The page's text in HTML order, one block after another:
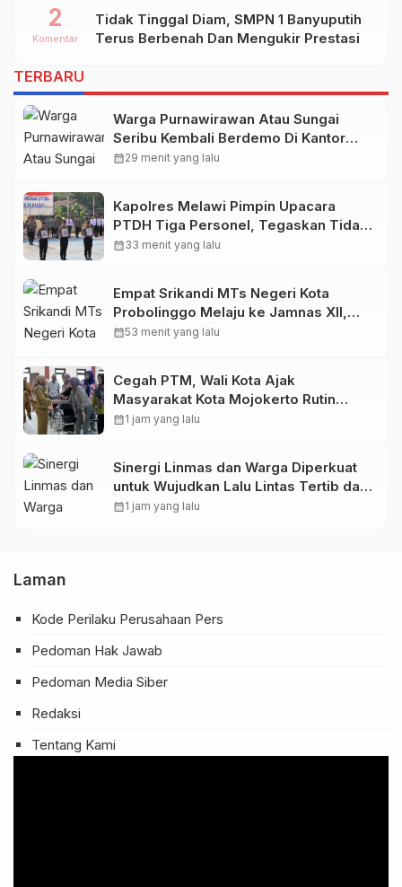
Kab.TUBAN
Tidak Tinggal Diam, SMPN 1 Banyuputih
Terus Berbenah Dan Mengukir Prestasi
2
Komentar
TERBARU
Warga Purnawirawan Atau Sungai
Seribu Kembali Berdemo Di Kantor
BPN Kubu Raya
calendar_month29 menit yang lalu
Kapolres Melawi Pimpin Upacara
PTDH Tiga Personel, Tegaskan Tidak
Ada Toleransi Terhadap Pelanggaran
calendar_month33 menit yang lalu
Empat Srikandi MTs Negeri Kota
Probolinggo Melaju ke Jamnas XII,
Bawa Nama Madrasah ke Tingkat
calendar_month53 menit yang lalu
Cegah PTM, Wali Kota Ajak
Masyarakat Kota Mojokerto Rutin
Beraktivitas Fisik
calendar_month1 jam yang lalu
Sinergi Linmas dan Warga Diperkuat
untuk Wujudkan Lalu Lintas Tertib dan
Aman di Kota Mojokerto
calendar_month1 jam yang lalu
Laman
Kode Perilaku Perusahaan Pers
Pedoman Hak Jawab
Pedoman Media Siber
Redaksi
Tentang Kami